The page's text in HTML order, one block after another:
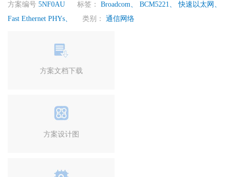
方案编号 5NF0AU 标签： Broadcom、 BCM5221、
快速以太网、
Fast Ethernet PHYs、
类别： 通信网络
方案文档下载
方案设计图